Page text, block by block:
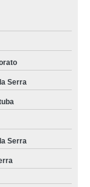
Serra
Serra